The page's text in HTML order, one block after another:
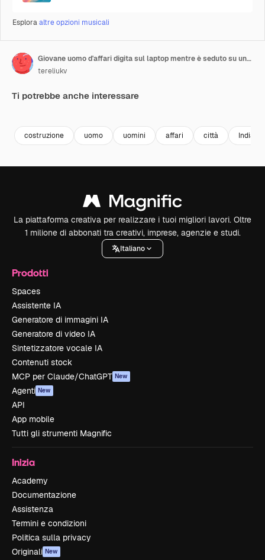
Esploraaltre opzioni musicali
Giovane uomo d'affari digita sul laptop mentre è seduto su una panchina con uno sfondo di edificio moderno. Video concettuale
tereliukv
Ti potrebbe anche interessare
costruzione uomo uomini affari città India
La piattaforma creativa per realizzare i tuoi migliori lavori. Oltre
1 milione di abbonati tra creativi, imprese, agenzie e studi.
Italiano
Prodotti
Spaces
Assistente IA
Generatore di immagini IA
Generatore di video IA
Sintetizzatore vocale IA
Contenuti stock
MCP per Claude/ChatGPT New
Agenti New
API
App mobile
Tutti gli strumenti Magnific
Inizia
Academy
Documentazione
Assistenza
Termini e condizioni
Politica sulla privacy
Originali New